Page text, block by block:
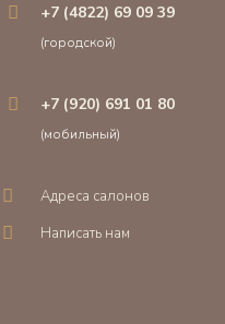
+7 (4822) 69 09 39
(городской)
+7 (920) 691 01 80
(мобильный)
Адреса салонов
Написать нам